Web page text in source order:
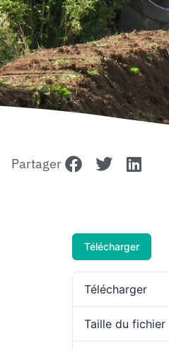
Partager
Télécharger
Télécharger
Taille du fichier